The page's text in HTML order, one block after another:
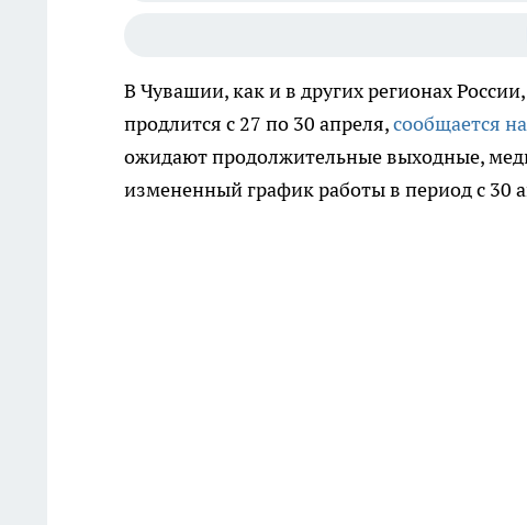
В Чувашии, как и в других регионах
продлится с 27 по 30 апреля,сообщается на
ожидают продолжительные выходные,
измененный график работы в период с 30